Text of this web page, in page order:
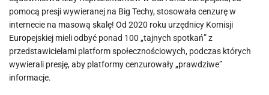
pomocą presji wywieranej na Big Techy, stosowała cenzurę w
internecie na masową skalę! Od 2020 roku urzędnicy Komisji
Europejskiej mieli odbyć ponad 100 „tajnych spotkań” z
przedstawicielami platform społecznościowych, podczas których
wywierali presję, aby platformy cenzurowały „prawdziwe”
informacje.